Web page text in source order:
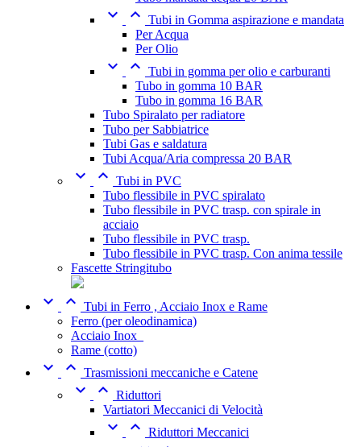
  Tubi in Gomma aspirazione e mandata
Per Acqua
Per Olio
  Tubi in gomma per olio e carburanti
Tubo in gomma 10 BAR
Tubo in gomma 16 BAR
Tubo Spiralato per radiatore
Tubo per Sabbiatrice
Tubi Gas e saldatura
Tubi Acqua/Aria compressa 20 BAR
  Tubi in PVC
Tubo flessibile in PVC spiralato
Tubo flessibile in PVC trasp. con spirale in
acciaio
Tubo flessibile in PVC trasp.
Tubo flessibile in PVC trasp. Con anima tessile
Fascette Stringitubo
  Tubi in Ferro , Acciaio Inox e Rame
Ferro (per oleodinamica)
Acciaio Inox_
Rame (cotto)
  Trasmissioni meccaniche e Catene
  Riduttori
Vartiatori Meccanici di Velocità
  Riduttori Meccanici